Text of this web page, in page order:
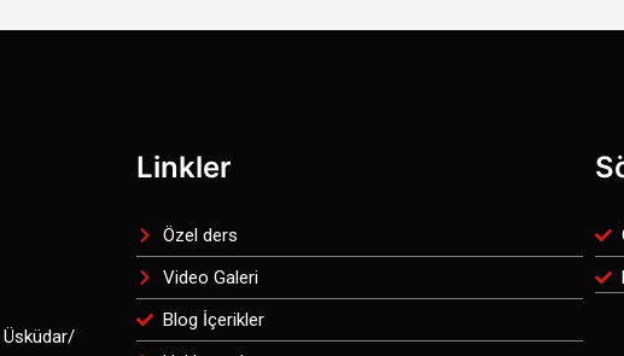
Linkler
Özel ders
Video Galeri
Blog İçerikler